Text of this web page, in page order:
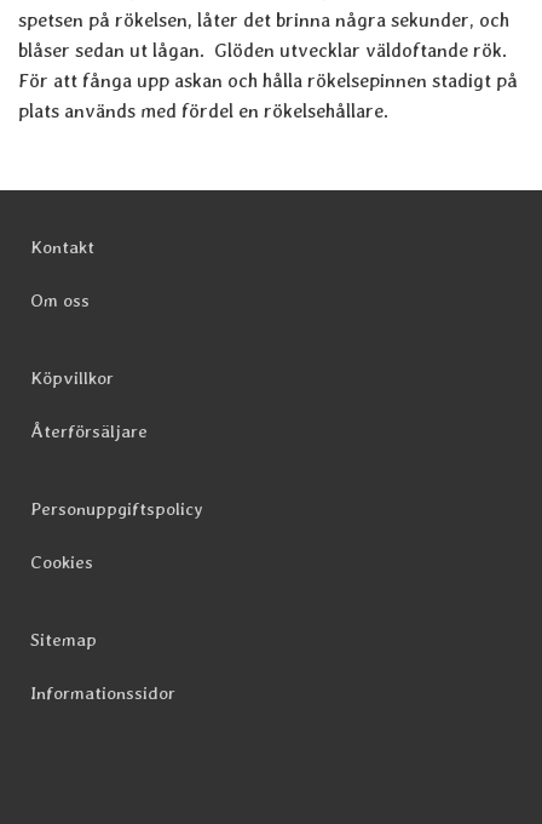
spetsen på rökelsen, låter det brinna några sekunder, och
blåser sedan ut lågan. Glöden utvecklar väldoftande rök.
För att fånga upp askan och hålla rökelsepinnen stadigt på
plats används med fördel en rökelsehållare.
Kontakt
Om oss
Köpvillkor
Återförsäljare
Personuppgiftspolicy
Cookies
Sitemap
Informationssidor